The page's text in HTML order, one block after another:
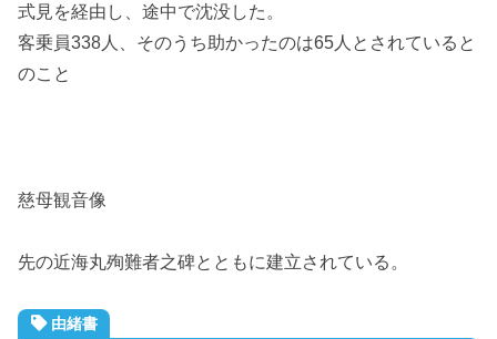
式見を経由し、途中で沈没した。
客乗員338人、そのうち助かったのは65人とされていると
のこと
慈母観音像
先の近海丸殉難者之碑とともに建立されている。
由緒書